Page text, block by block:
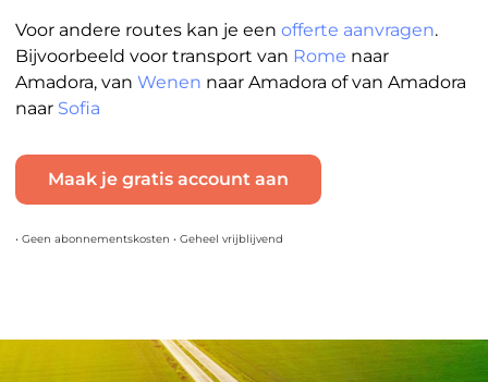
Voor andere routes kan je een offerte aanvragen.
Bijvoorbeeld voor transport van Rome naar
Amadora, van Wenen naar Amadora of van Amadora
naar Sofia
Maak je gratis account aan
• Geen abonnementskosten • Geheel vrijblijvend